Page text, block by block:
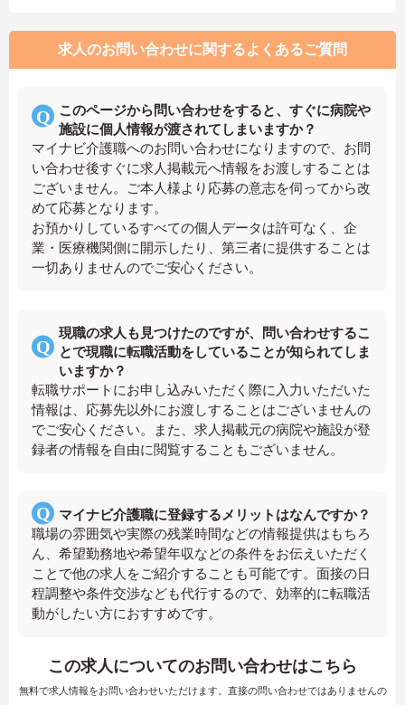
求人のお問い合わせに関するよくあるご質問
このページから問い合わせをすると、すぐに病院や
施設に個人情報が渡されてしまいますか？
マイナビ介護職へのお問い合わせになりますので、お問
い合わせ後すぐに求人掲載元へ情報をお渡しすることは
ございません。ご本人様より応募の意志を伺ってから改
めて応募となります。
お預かりしているすべての個人データは許可なく、企
業・医療機関側に開示したり、第三者に提供することは
一切ありませんのでご安心ください。
現職の求人も見つけたのですが、問い合わせするこ
とで現職に転職活動をしていることが知られてしま
いますか？
転職サポートにお申し込みいただく際に入力いただいた
情報は、応募先以外にお渡しすることはございませんの
でご安心ください。また、求人掲載元の病院や施設が登
録者の情報を自由に閲覧することもございません。
マイナビ介護職に登録するメリットはなんですか？
職場の雰囲気や実際の残業時間などの情報提供はもちろ
ん、希望勤務地や希望年収などの条件をお伝えいただく
ことで他の求人をご紹介することも可能です。面接の日
程調整や条件交渉なども代行するので、効率的に転職活
動がしたい方におすすめです。
この求人についてのお問い合わせはこちら
無料で求人情報をお問い合わせいただけます。直接の問い合わせではありませんの